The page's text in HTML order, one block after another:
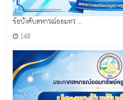
ข้อบังคับสหกรณ์ออมทร ...
148